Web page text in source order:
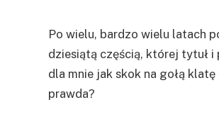
Po wielu, bardzo wielu latach
dziesiątą częścią, której tytuł i
dla mnie jak skok na gołą
prawda?